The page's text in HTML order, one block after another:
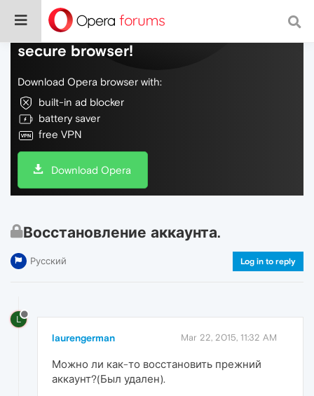
Do more on the web, with a fast and
secure browser!
Download Opera browser with:
built-in ad blocker
battery saver
free VPN
Download Opera
Восстановление аккаунта.
Русский Log in to reply
L
laurengerman Mar 22, 2015, 11:32 AM
Можно ли как-то восстановить прежний
аккаунт?(Был удален).